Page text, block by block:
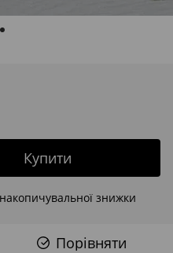
Купити
знижки
Порівняти